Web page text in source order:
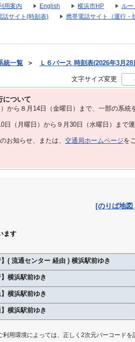
用案内 English 横浜市HP ル
話サイト(時刻表) 携帯電話サイト（運行・
統一覧 ＞ Ｌ６バース 時刻表(2026年3月28
文字サイズ変更
について
から８⽉14⽇（金曜日）まで、⼀部の系統
（月曜日）から９月30日（水曜日）まで運
お知らせ、または、 交通局ホームページを
[のりば地図
ます
】( 流通センター 経由 ) 横浜駅前ゆき
】横浜駅前ゆき
】横浜駅前ゆき
】横浜駅前ゆき
用環境によっては、正しく2次元バーコードを